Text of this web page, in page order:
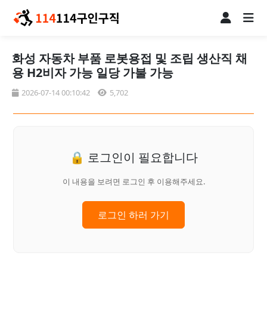
화성 자동차 부품 로봇용접 및 조립 생산직 채
용 H2비자 가능 일당 가불 가능
2026-07-14 00:10:42 5,702
🔒 로그인이 필요합니다
이 내용을 보려면 로그인 후 이용해주세요.
로그인 하러 가기